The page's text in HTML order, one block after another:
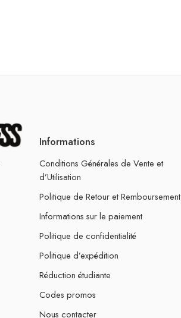
Informations
Conditions Générales de Vente et
d’Utilisation
Politique de Retour et Remboursement
Informations sur le paiement
Politique de confidentialité
Politique d’expédition
Réduction étudiante
Codes promos
Nous contacter